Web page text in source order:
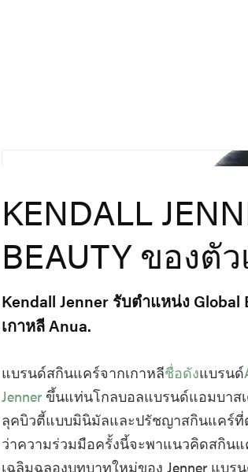
KENDALL
BEAUTY ของตั
Kendall Jenner รับตำแหน่ง
เกาหลี Anua.
แบรนด์สกินแคร์จากเกาหลีชื่อดังแบรนด์
Jenner ขึ้นแท่นโกลบอลแบรนด์แอมบาส
ลุคบิวตี้แบบมินิมัลและปรัชญาสกินแคร์ที่
ว่าความร่วมมือครั้งนี้จะพาแนวคิดสกิน
เฉลิมฉลองบทบาทใหม่ของ Jenner แบ